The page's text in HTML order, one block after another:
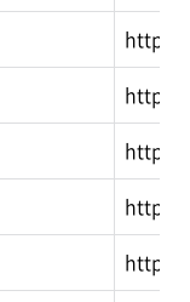
http://
http://
http://
http://
http://